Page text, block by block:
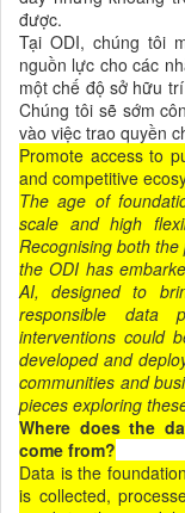
được.
Tại ODI, chúng tôi
nguồn lực cho các
một chế độ sở hữu
Chúng tôi sẽ sớm
vào việc trao quyền
Promote access to
and competitive
The age of
scale and high
Recognising both
the ODI has
AI, designed to
responsible data
interventions could
developed and
communities and
pieces exploring
Where does the
come from?
Data is the
is collected,